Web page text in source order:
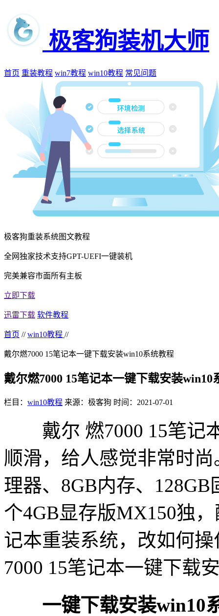
极客狗装机大师
首页 重装教程 win7教程 win10教程 常见问题
极客狗重装系统图文教程
全网独家技术支持GPT-UEFI一键装机
完美兼容市面所有主板
立即下载
迅雷下载 软件教程
首页 // win10教程 //
戴尔燃7000 15笔记本一键下载安装win10系统教程
戴尔燃7000 15笔记本一键下载安装win10
栏目： win10教程 来源：极客狗 时间：2021-07-01
戴尔 燃7000 15笔记
顺滑，给人感觉非常时
理器、8GB内存、
个4GB显存版MX150独
记本重装系统，改如何
7000 15笔记本一键下载
一键下载安装win10